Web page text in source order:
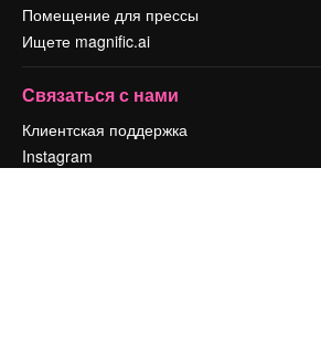
Помещение для прессы
Ищете magnific.ai
Связаться с нами
Клиентская поддержка
Instagram